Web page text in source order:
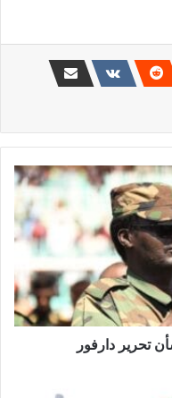
تحرير دارفور